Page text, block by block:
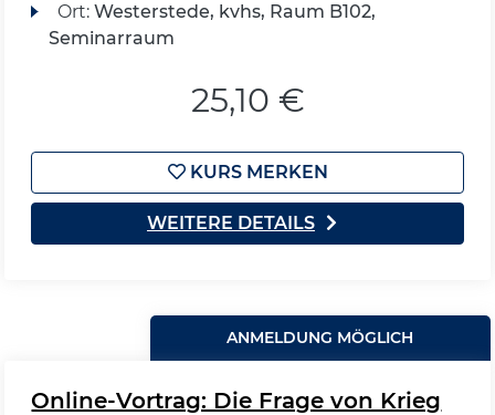
Ort: Westerstede, kvhs, Raum B102,
Seminarraum
25,10 €
KURS MERKEN
WEITERE DETAILS
ANMELDUNG MÖGLICH
Online-Vortrag: Die Frage von Krieg